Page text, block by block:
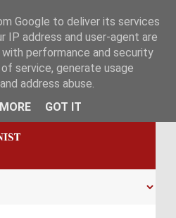
Google to deliver its services
IP address and user-agent are
performance and security
service, generate usage
address abuse.
GOT IT